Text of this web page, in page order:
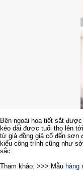
Bên ngoài hoạ tiết sắt
kéo dài được tuổi thọ lên
từ giả đồng giả cổ đến sơn
kiểu công trình cũng như
sắc.
Tham khảo: >>> Mẫu hàng